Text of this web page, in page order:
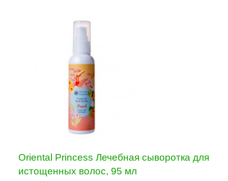
Oriental Princess Лечебная сыворотка для
истощенных волос, 95 мл